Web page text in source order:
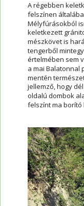
A régebben
felszínen
Mélyfúrásokból
keletkezett
mészkövet is
tengerből
értelmében sem
a mai Balatonnal
mentén
jellemző, hogy
oldalú dombok
felszínt ma